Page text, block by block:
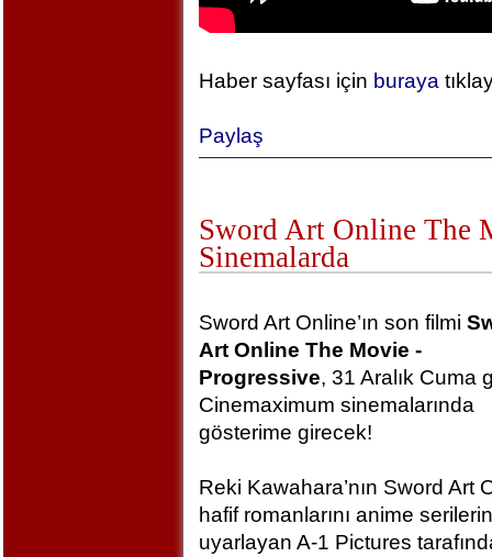
Haber sayfası için buraya
Paylaş
Sword Art Online The
Sinemalarda
Sword Art Online’ın son filmi
Art Online The Movie -
Progressive, 31 Aralık Cuma
Cinemaximum sinemalarında
gösterime girecek!
Reki Kawahara’nın Sword Art
hafif romanlarını anime
uyarlayan A-1 Pictures